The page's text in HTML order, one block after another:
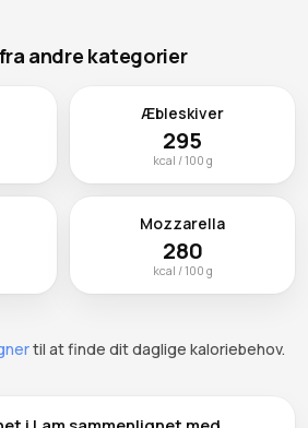
andre kategorier
Æbleskiver
295
kcal / 100 g
Mozzarella
280
kcal / 100 g
til at finde dit daglige kaloriebehov.